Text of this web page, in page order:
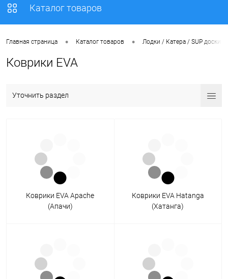
Каталог товаров
Главная страница • Каталог товаров • Лодки / Катера / SUP доски
Коврики EVA
Уточнить раздел
Коврики EVA Apache
(Апачи)
Коврики EVA Hatanga
(Хатанга)